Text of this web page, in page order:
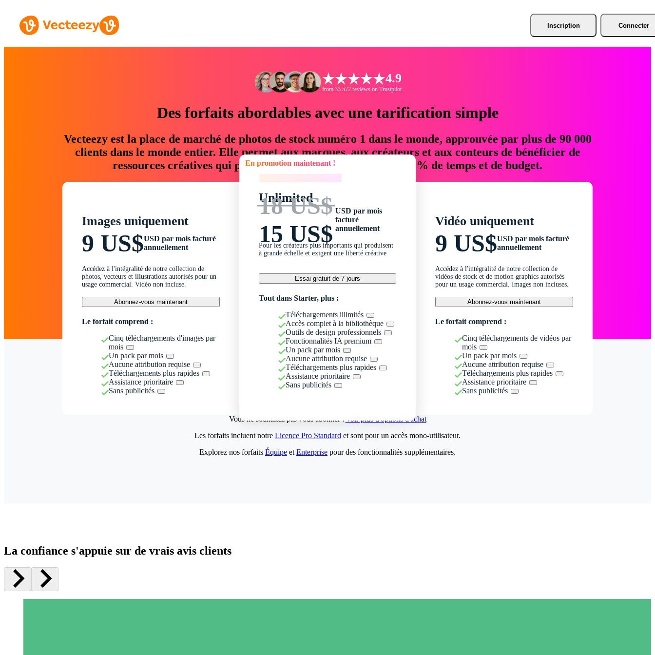
Inscription Connecter
4.9
from 33 572 reviews on Trustpilot
Des forfaits abordables avec une tarification simple
Vecteezy est la place de marché de photos de stock numéro 1 dans le monde, approuvée par plus de 90 000
clients dans le monde entier. Elle permet aux marques, aux créateurs et aux conteurs de bénéficier de
ressources créatives qui permettent d'économiser jusqu'à 76 % de temps et de budget.
Images uniquement
9 US$USD par mois facturé
annuellement
Accédez à l'intégralité de notre collection de
photos, vecteurs et illustrations autorisés pour un
usage commercial. Vidéo non incluse.
Abonnez-vous maintenant
Le forfait comprend :
Cinq téléchargements d'images par
mois
Un pack par mois
Aucune attribution requise
Téléchargements plus rapides
Assistance prioritaire
Sans publicités
En promotion maintenant !
Unlimited
18 US$
15 US$
USD par mois
facturé
annuellement
Pour les créateurs plus importants qui produisent
à grande échelle et exigent une liberté créative
Essai gratuit de 7 jours
Tout dans Starter, plus :
Téléchargements illimités
Accès complet à la bibliothèque
Outils de design professionnels
Fonctionnalités IA premium
Un pack par mois
Aucune attribution requise
Téléchargements plus rapides
Assistance prioritaire
Sans publicités
Vidéo uniquement
9 US$USD par mois facturé
annuellement
Accédez à l'intégralité de notre collection de
vidéos de stock et de motion graphics autorisés
pour un usage commercial. Images non incluses.
Abonnez-vous maintenant
Le forfait comprend :
Cinq téléchargements de vidéos par
mois
Un pack par mois
Aucune attribution requise
Téléchargements plus rapides
Assistance prioritaire
Sans publicités
Vous ne souhaitez pas vous abonner ?Voir plus d'options d'achat
Les forfaits incluent notre Licence Pro Standard et sont pour un accès mono-utilisateur.
Explorez nos forfaits Équipe et Enterprise pour des fonctionnalités supplémentaires.
La confiance s'appuie sur de vrais avis clients